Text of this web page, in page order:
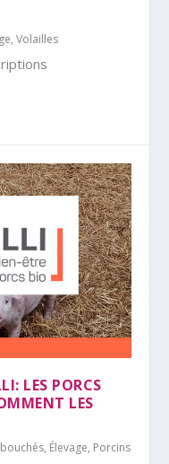
,Volailles
LES PORCS
LES
, Élevage, Porcins